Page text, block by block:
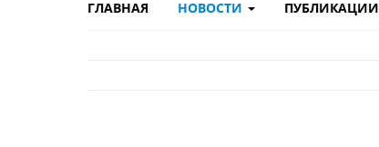
ГЛАВНАЯ НОВОСТИ ПУБЛИКАЦИИ